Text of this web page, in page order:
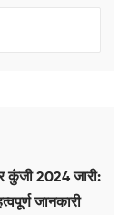
कुंजी 2024 जारी:
जानकारी